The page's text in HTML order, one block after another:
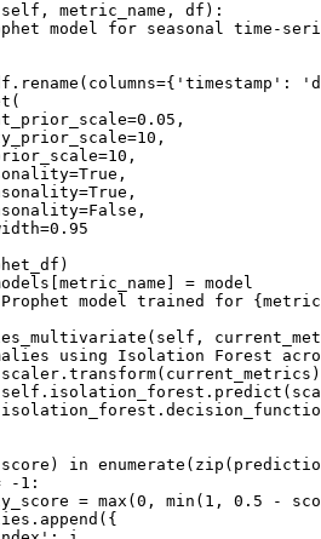
metric_name, df):
model for seasonal time-
= model
model trained for
using Isolation Forest
in
-1:
= max(0, min(1, 0.5 -